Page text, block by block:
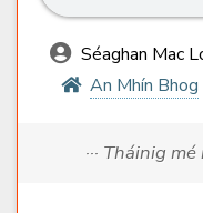
Séaghan Mac
An Mhín Bhog
··· Tháinig mé